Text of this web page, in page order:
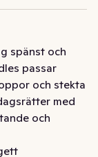
spänst och
passar
och stekta
med
och